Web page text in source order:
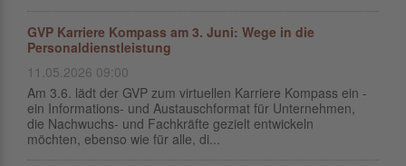
GVP Karriere Kompass am 3. Juni: Wege in die
Personaldienstleistung
11.05.2026 09:00
Am 3.6. lädt der GVP zum virtuellen Karriere Kompass ein -
ein Informations- und Austauschformat für Unternehmen,
die Nachwuchs- und Fachkräfte gezielt entwickeln
möchten, ebenso wie für alle, di...